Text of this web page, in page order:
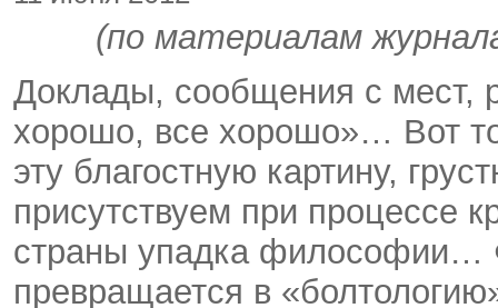
(по материалам
Доклады, сообщения с мест,
хорошо, все хорошо»… Вот
эту благостную картину,
присутствуем при процессе
страны упадка
превращается в